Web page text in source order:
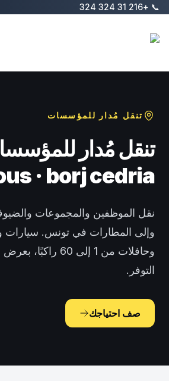
تخطَّ إلى المحتوى الرئيسي
📞
+216 31 324 324
تنقل مُدار للمؤسسات
· borj cedria
نقل الموظفين والمجموعات
وإلى المطارات في تونس. سيارات
وحافلات من 1 إلى 60
التوفر.
صف احتياجك